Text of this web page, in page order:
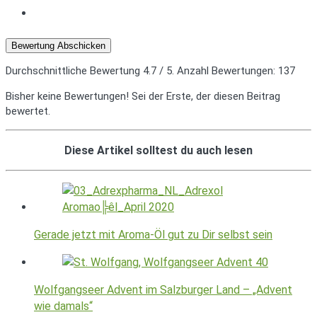
Bewertung Abschicken
Durchschnittliche Bewertung 4.7 / 5. Anzahl Bewertungen: 137
Bisher keine Bewertungen! Sei der Erste, der diesen Beitrag
bewertet.
Diese Artikel solltest du auch lesen
Gerade jetzt mit Aroma-Öl gut zu Dir selbst sein
Wolfgangseer Advent im Salzburger Land – „Advent
wie damals“